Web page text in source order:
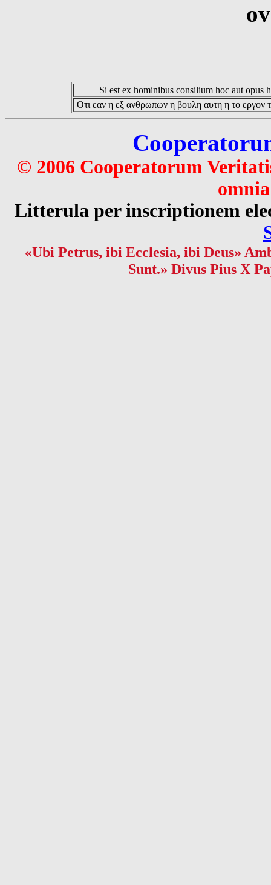
Si est ex hominibus consilium hoc aut opus
Οτι εαν η εξ ανθρωπων η βουλη αυτη η το εργον
© 2006 Cooperatorum
Litterula per inscriptionem
«Ubi Petrus, ibi Ecclesia, ibi Deus»
Sunt.» Divus Pius X